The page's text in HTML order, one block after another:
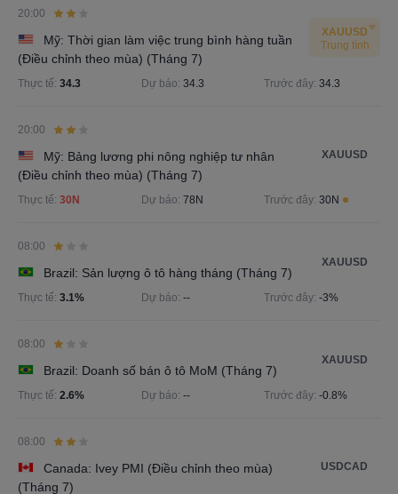
20:00
Mỹ: Thời gian làm việc trung bình hàng tuần
(Điều chỉnh theo mùa) (Tháng 7)
XAUUSD
Trung tính
Thực tế: 34.3 Dự báo: 34.3 Trước đây: 34.3
20:00
Mỹ: Bảng lương phi nông nghiệp tư nhân
(Điều chỉnh theo mùa) (Tháng 7)
XAUUSD
Thực tế: 30N Dự báo: 78N Trước đây: 30N
08:00
Brazil: Sản lượng ô tô hàng tháng (Tháng 7)
XAUUSD
Thực tế: 3.1% Dự báo: -- Trước đây: -3%
08:00
Brazil: Doanh số bán ô tô MoM (Tháng 7)
XAUUSD
Thực tế: 2.6% Dự báo: -- Trước đây: -0.8%
08:00
Canada: Ivey PMI (Điều chỉnh theo mùa)
(Tháng 7)
USDCAD